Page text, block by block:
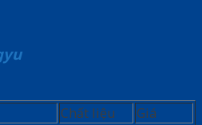
Chất liệu Giá